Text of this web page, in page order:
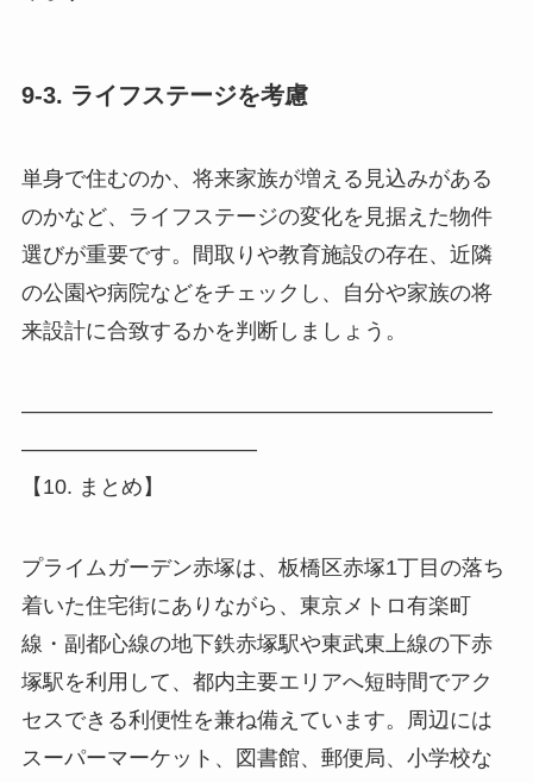
9-3. ライフステージを考慮
単身で住むのか、将来家族が増える見込みがある
のかなど、ライフステージの変化を見据えた物件
選びが重要です。間取りや教育施設の存在、近隣
の公園や病院などをチェックし、自分や家族の将
来設計に合致するかを判断しましょう。
――――――――――――――――――――――
―――――――――――
【10. まとめ】
プライムガーデン赤塚は、板橋区赤塚1丁目の落ち
着いた住宅街にありながら、東京メトロ有楽町
線・副都心線の地下鉄赤塚駅や東武東上線の下赤
塚駅を利用して、都内主要エリアへ短時間でアク
セスできる利便性を兼ね備えています。周辺には
スーパーマーケット、図書館、郵便局、小学校な